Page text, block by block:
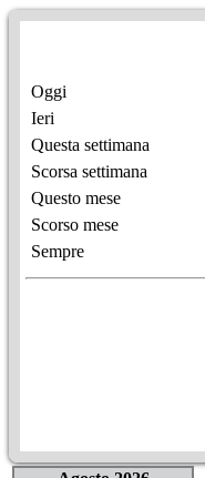
Oggi
Ieri
Questa settimana
Scorsa settimana
Questo mese
Scorso mese
Sempre